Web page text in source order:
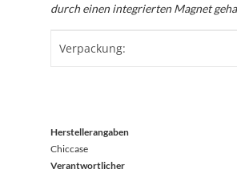
durch einen integrierten Magnet
Produkteigenschaft
Wert
Verpackung:
Herstellerangaben
Chiccase
Verantwortlicher